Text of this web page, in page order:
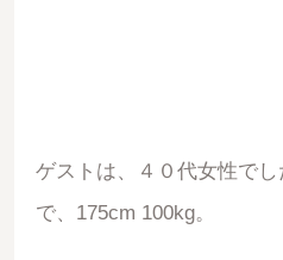
ゲストは、４０代女性で
で、175cm 100kg。